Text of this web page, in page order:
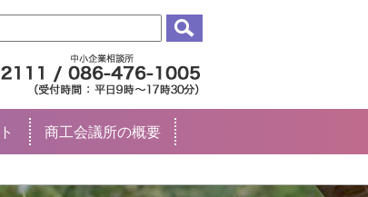
商工会議所の概要